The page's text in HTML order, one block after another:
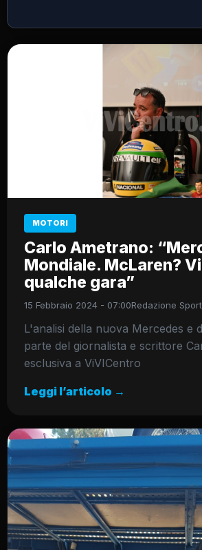
MOTORI
Carlo Ametrano:
Mondiale. McLaren?
qualche gara”
15 Febbraio 2024 - 07:00Redazione
L'analisi della nuova Mercedes e
parte del giornalista e scrittore
esclusiva a ViVICentro
Leggi l’articolo →